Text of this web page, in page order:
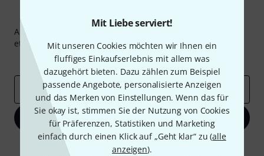
Mit Liebe serviert!
Mit unseren Cookies möchten wir Ihnen ein
fluffiges Einkaufserlebnis mit allem was
dazugehört bieten. Dazu zählen zum Beispiel
passende Angebote, personalisierte Anzeigen
und das Merken von Einstellungen. Wenn das für
Sie okay ist, stimmen Sie der Nutzung von Cookies
für Präferenzen, Statistiken und Marketing
einfach durch einen Klick auf „Geht klar“ zu (alle
anzeigen).
Thomann Newsletter
Abonniere den Thomann Newsletter und gewinne mit
etwas Glück einen von50 Gutscheinenüber jeweils
Inspirierende Beiträge
Deals Thomann Insights
E-Mail-Adresse*
Jetzt anmelden
Mit Klick auf „Jetzt anmelden“ stimmen Sie dem Erhalt von E-Mail-